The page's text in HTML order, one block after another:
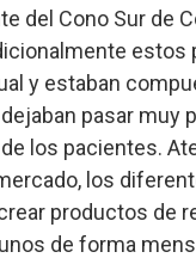
del Cono Sur de
estos
y estaban
pasar muy
los pacientes.
los
productos de
de forma